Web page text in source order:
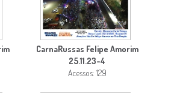
CarnaRussas Felipe Amorim
25.11.23-4
Acessos: 129